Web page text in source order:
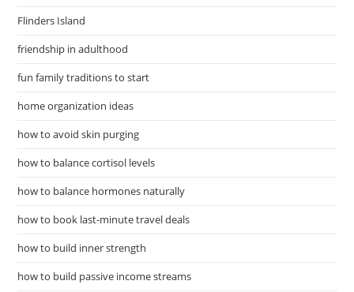
Flinders Island
friendship in adulthood
fun family traditions to start
home organization ideas
how to avoid skin purging
how to balance cortisol levels
how to balance hormones naturally
how to book last-minute travel deals
how to build inner strength
how to build passive income streams